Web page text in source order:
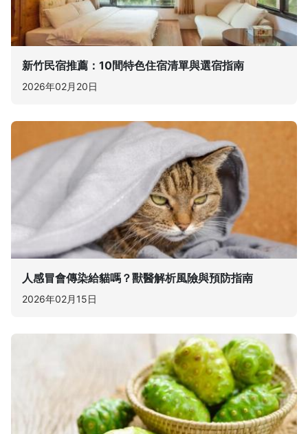
新竹民宿推薦：10間特色住宿清單與選宿指南
2026年02月20日
人感冒會傳染給貓嗎？獸醫解析風險與預防指南
2026年02月15日